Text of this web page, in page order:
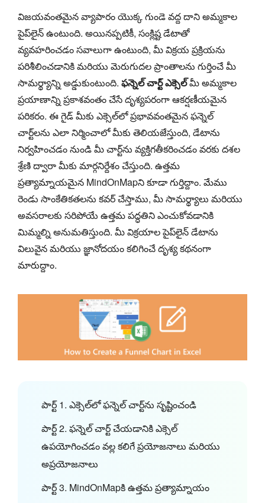
విజయవంతమైన వ్యాపారం యొక్క గుండె వద్ద దాని అమ్మకాల
పైప్‌లైన్ ఉంటుంది. అయినప్పటికీ, సంక్లిష్ట డేటాతో
వ్యవహరించడం సవాలుగా ఉంటుంది, మీ విక్రయ ప్రక్రియను
పరిశీలించడానికి మరియు మెరుగుదల ప్రాంతాలను గుర్తించే మీ
సామర్థ్యాన్ని అడ్డుకుంటుంది. ఫన్నెల్ చార్ట్ ఎక్సెల్మీ అమ్మకాల
ప్రయాణాన్ని ప్రకాశవంతం చేసే దృశ్యపరంగా ఆకర్షణీయమైన
పరికరం. ఈ గైడ్ మీకు ఎక్సెల్‌లో ప్రభావవంతమైన ఫన్నెల్
చార్ట్‌లను ఎలా నిర్మించాలో మీకు తెలియజేస్తుంది, డేటాను
నిర్వహించడం నుండి మీ చార్ట్‌ను వ్యక్తిగతీకరించడం వరకు దశల
శ్రేణి ద్వారా మీకు మార్గనిర్దేశం చేస్తుంది. ఉత్తమ
ప్రత్యామ్నాయమైన MindOnMapని కూడా గుర్తిద్దాం. మేము
రెండు సాంకేతికతలను కవర్ చేస్తాము, మీ సామర్థ్యాలు మరియు
అవసరాలకు సరిపోయే ఉత్తమ పద్ధతిని ఎంచుకోవడానికి
మిమ్మల్ని అనుమతిస్తుంది. మీ విక్రయాల పైప్‌లైన్ డేటాను
విలువైన మరియు జ్ఞానోదయం కలిగించే దృశ్య కథనంగా
మారుద్దాం.
పార్ట్ 1. ఎక్సెల్‌లో ఫన్నెల్ చార్ట్‌ను సృష్టించండి
పార్ట్ 2. ఫన్నెల్ చార్ట్ చేయడానికి ఎక్సెల్
ఉపయోగించడం వల్ల కలిగే ప్రయోజనాలు మరియు
అప్రయోజనాలు
పార్ట్ 3. MindOnMapకి ఉత్తమ ప్రత్యామ్నాయం